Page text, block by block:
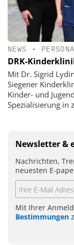
NEWS •
DRK-
Mit Dr. Sigrid
Siegener
Kinder- und
Spezialisierung in
Newsletter &
Nachrichten,
neuesten E-
Mit Ihrer
Bestimmungen